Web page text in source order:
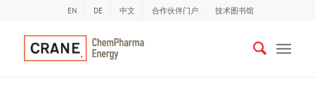
EN DE 中文 合作伙伴门户 技术图书馆